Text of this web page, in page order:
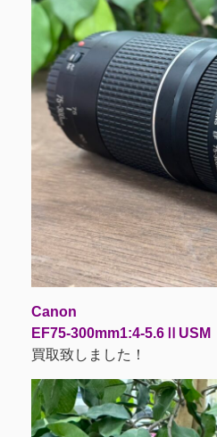
Canon
EF75-300mm1:4-5.6ⅡUSM
買取致しました！